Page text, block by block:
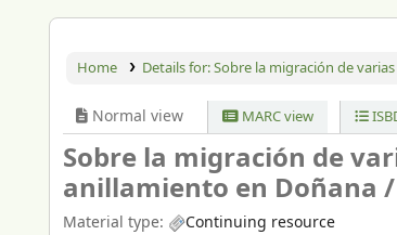
Home Details for:Sobre la migración de
Normal view MARC view
Sobre la migración de
anillamiento en Doñana /
Material type:
Continuing resource